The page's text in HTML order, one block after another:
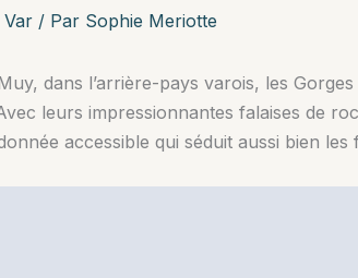
Var/ Par Sophie Meriotte
dans l’arrière-pays varois, les
leurs impressionnantes falaises de
accessible qui séduit aussi bien les